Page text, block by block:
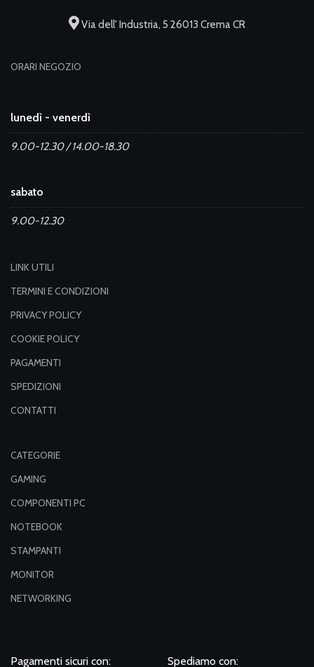
Via dell' Industria, 5 26013 Crema CR
ORARI NEGOZIO
lunedì - venerdì
9.00-12.30 / 14.00-18.30
sabato
9.00-12.30
LINK UTILI
TERMINI E CONDIZIONI
PRIVACY POLICY
COOKIE POLICY
PAGAMENTI
SPEDIZIONI
CONTATTI
CATEGORIE
GAMING
COMPONENTI PC
NOTEBOOK
STAMPANTI
MONITOR
NETWORKING
Pagamenti sicuri con: Spediamo con: